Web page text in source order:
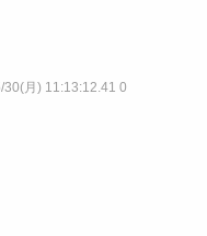
30(月) 11:13:12.41 0